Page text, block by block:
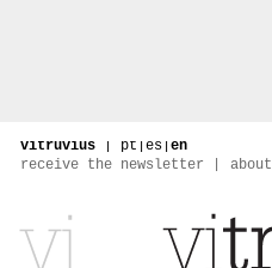
vitruvius | pt | es | en
receive the newsletter
about